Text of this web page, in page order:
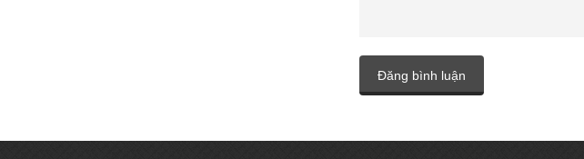
Đăng bình luận